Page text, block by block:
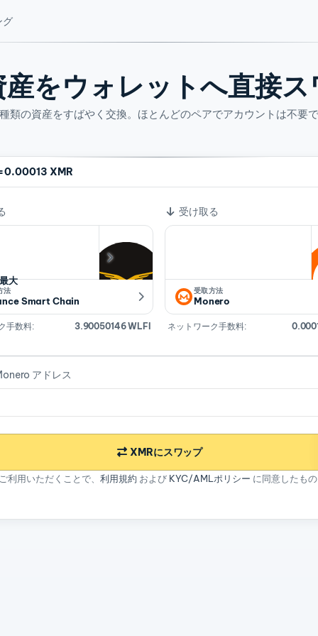
グ
をウォレットへ直接
類の資産をすばやく交換。ほとんどのペアでアカウントは不要
ト
0.00013 XMR
大
法
Smart Chain
手数料: 3.90050146 WLFI
受け取る
受取方法
Monero
ネットワーク手数料:
アドレス
XMRにスワップ
利用いただくことで、 利用規約 および KYC/AMLポリシー に同意したも